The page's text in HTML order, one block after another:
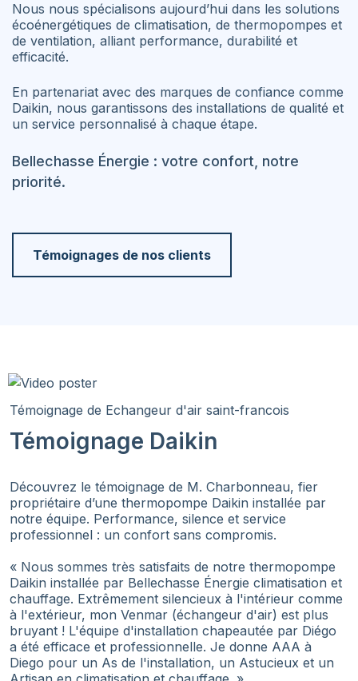
Nous nous spécialisons aujourd’hui dans les solutions
écoénergétiques de climatisation, de thermopompes et
de ventilation, alliant performance, durabilité et
efficacité.
En partenariat avec des marques de confiance comme
Daikin, nous garantissons des installations de qualité et
un service personnalisé à chaque étape.
Bellechasse Énergie : votre confort, notre
priorité.
Témoignages de nos clients
Témoignage de Echangeur d'air saint-francois
Témoignage Daikin
Découvrez le témoignage de M. Charbonneau, fier
propriétaire d’une thermopompe Daikin installée par
notre équipe. Performance, silence et service
professionnel : un confort sans compromis.
« Nous sommes très satisfaits de notre thermopompe
Daikin installée par Bellechasse Énergie climatisation et
chauffage. Extrêmement silencieux à l'intérieur comme
à l'extérieur, mon Venmar (échangeur d'air) est plus
bruyant ! L'équipe d'installation chapeautée par Diégo
a été efficace et professionnelle. Je donne AAA à
Diego pour un As de l'installation, un Astucieux et un